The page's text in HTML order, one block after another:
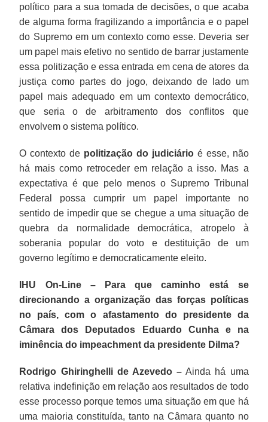
político para a sua tomada de decisões, o que acaba
de alguma forma fragilizando a importância e o papel
do Supremo em um contexto como esse. Deveria ser
um papel mais efetivo no sentido de barrar justamente
essa politização e essa entrada em cena de atores da
justiça como partes do jogo, deixando de lado um
papel mais adequado em um contexto democrático,
que seria o de arbitramento dos conflitos que
envolvem o sistema político.
O contexto de politização do judiciárioé esse, não
há mais como retroceder em relação a isso. Mas a
expectativa é que pelo menos o Supremo Tribunal
Federal possa cumprir um papel importante no
sentido de impedir que se chegue a uma situação de
quebra da normalidade democrática, atropelo à
soberania popular do voto e destituição de um
governo legítimo e democraticamente eleito.
IHU On-Line – Para que caminho está se
direcionando a organização das forças políticas
no país, com o afastamento do presidente da
Câmara dos Deputados Eduardo Cunha e na
iminência do impeachment da presidente Dilma?
Rodrigo Ghiringhelli de Azevedo – Ainda há uma
relativa indefinição em relação aos resultados de todo
esse processo porque temos uma situação em que há
uma maioria constituída, tanto na Câmara quanto no